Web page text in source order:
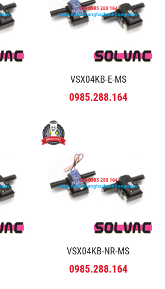
VSX04KB-E-MS
0985.288.164
VSX04KB-NR-MS
0985.288.164